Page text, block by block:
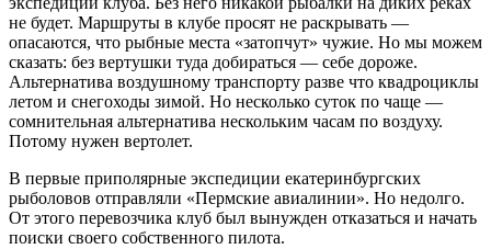
не будет. Маршруты в клубе просят не раскрывать —
опасаются, что рыбные места «затопчут» чужие. Но мы можем
сказать: без вертушки туда добираться — себе дороже.
Альтернатива воздушному транспорту разве что квадроциклы
летом и снегоходы зимой. Но несколько суток по чаще —
сомнительная альтернатива нескольким часам по воздуху.
Потому нужен вертолет.
В первые приполярные экспедиции екатеринбургских
рыболовов отправляли «Пермские авиалинии». Но недолго.
От этого перевозчика клуб был вынужден отказаться и начать
поиски своего собственного пилота.